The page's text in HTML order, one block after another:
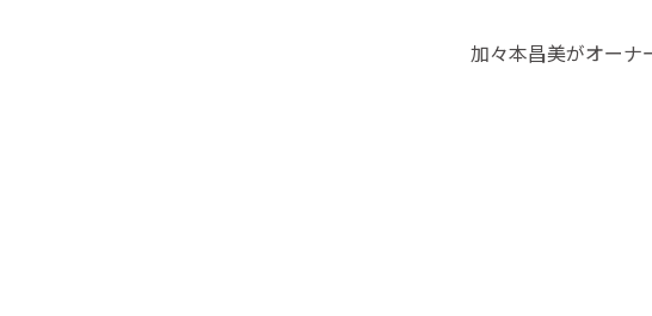
加々本昌美がオーナ